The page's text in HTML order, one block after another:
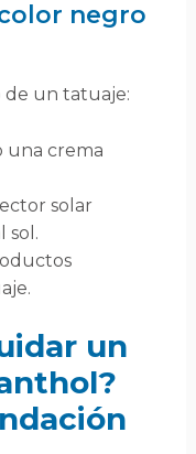
negro
de un tatuaje:
una crema
solar
sol.
un